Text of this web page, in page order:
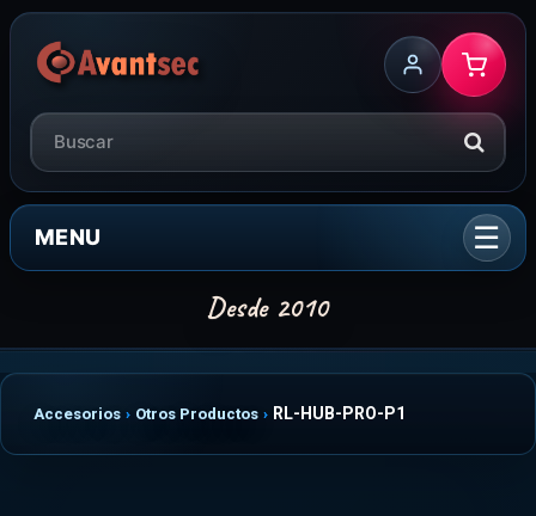
MENU
Accesorios Otros Productos RL-HUB-PRO-P1